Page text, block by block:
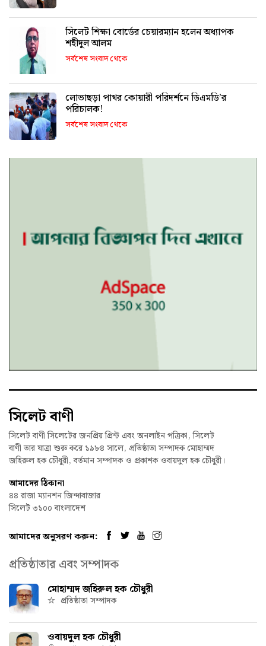
সিলেট শিক্ষা বোর্ডের চেয়ারম্যান হলেন অধ্যাপক
শহীদুল আলম
সর্বশেষ সংবাদ থেকে
লোভাছড়া পাথর কোয়ারী পরিদর্শনে ডিএমডি’র
পরিচালক!
সর্বশেষ সংবাদ থেকে
সিলেট বাণী
সিলেট বাণী সিলেটের জনপ্রিয় প্রিন্ট এবং অনলাইন পত্রিকা, সিলেট
বাণী তার যাত্রা শুরু করে ১৯৮৪ সালে, প্রতিষ্ঠাতা সম্পাদক মোহাম্মদ
জহিরুল হক চৌধুরী, বর্তমান সম্পাদক ও প্রকাশক ওবায়দুল হক চৌধুরী।
আমাদের ঠিকানা
৪৪ রাজা ম্যানশন জিন্দাবাজার
সিলেট ৩১০০ বাংলাদেশ
আমাদের অনুসরণ করুন:
প্রতিষ্ঠাতার এবং সম্পাদক
মোহাম্মদ জহিরুল হক চৌধুরী
প্রতিষ্ঠাতা সম্পাদক
ওবায়দুল হক চৌধুরী